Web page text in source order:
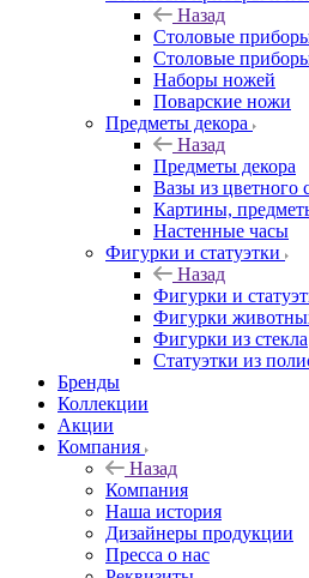
Назад
Столовые
Столовые
Наборы ножей
Поварские ножи
Предметы декора
Назад
Предметы декора
Вазы из цветного
Картины,
Настенные часы
Фигурки и статуэтки
Назад
Фигурки и
Фигурки
Фигурки из стекла
Статуэтки из
Бренды
Коллекции
Акции
Компания
Назад
Компания
Наша история
Дизайнеры продукции
Пресса о нас